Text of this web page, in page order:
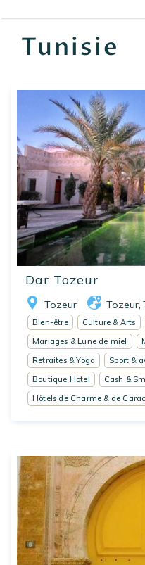
Tunisie
Dar Tozeur
Tozeur Tozeur
Bien-être Culture & Arts
Mariages & Lune de miel
Retraites & Yoga
Sport &
Boutique Hotel
Cash &
Hôtels de Charme & de